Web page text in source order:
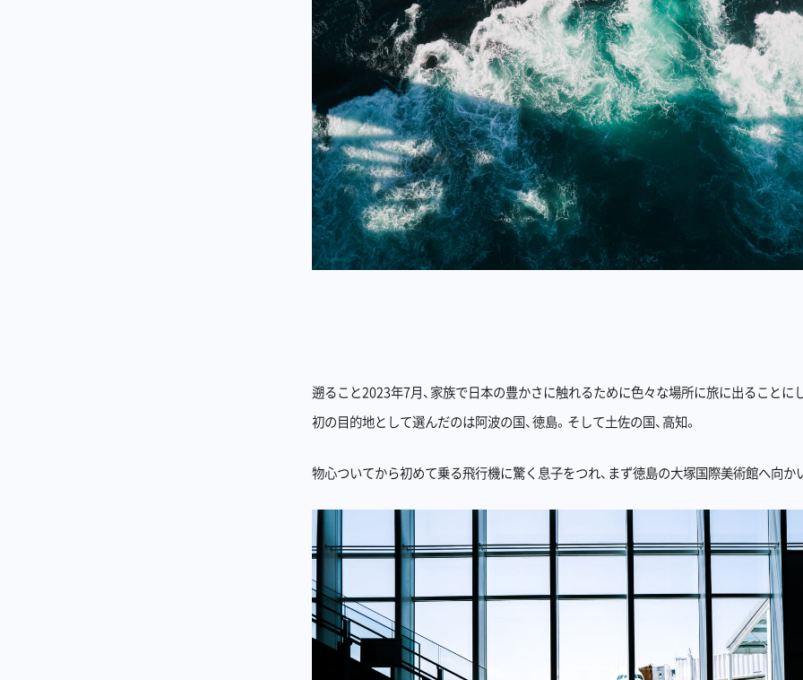
遡ること2023年7月、家族で日本の豊かさに触れるために色々な場所に旅に出ることに
初の目的地として選んだのは阿波の国、徳島。そして土佐の国、高知。
物心ついてから初めて乗る飛行機に驚く息子をつれ、まず徳島の大塚国際美術館へ向か